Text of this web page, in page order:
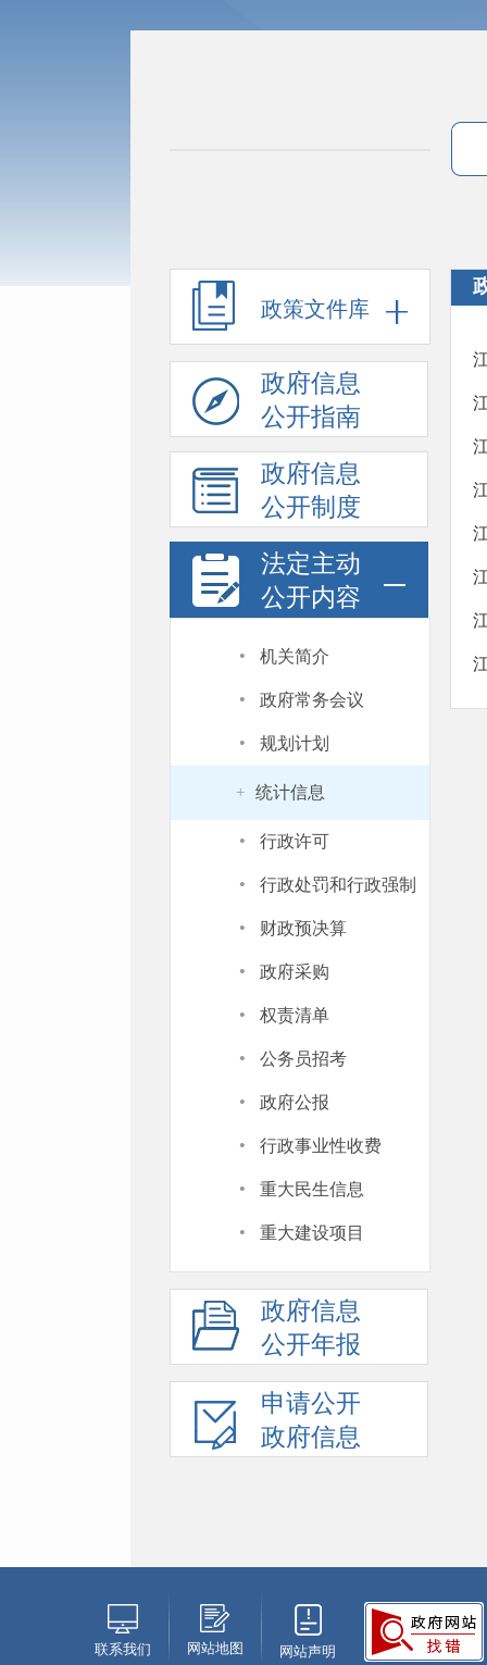
政策文件库
政府信息
公开指南
政府信息
公开制度
法定主动
公开内容
· 机关简介
· 政府常务会议
· 规划计划
+ 统计信息
· 行政许可
· 行政处罚和行政强制
· 财政预决算
· 政府采购
· 权责清单
· 公务员招考
· 政府公报
· 行政事业性收费
· 重大民生信息
· 重大建设项目
政府信息
公开年报
申请公开
政府信息
联系我们 网站地图 网站声明